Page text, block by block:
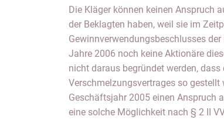
Die Kläger können keinen Anspruch
der Beklagten haben, weil sie im
Gewinnverwendungsbeschlusses
Jahre 2006 noch keine Aktionäre
nicht daraus begründet werden,
Verschmelzungsvertrages so
Geschäftsjahr 2005 einen Anspruch
eine solche Möglichkeit nach § 2 II